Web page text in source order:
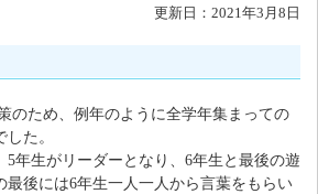
更新日：2021年3月8日
ため、例年のように全学年集まっての
た。
5年生がリーダーとなり、6年生と最後の遊
最後には6年生一人一人から言葉をもらい